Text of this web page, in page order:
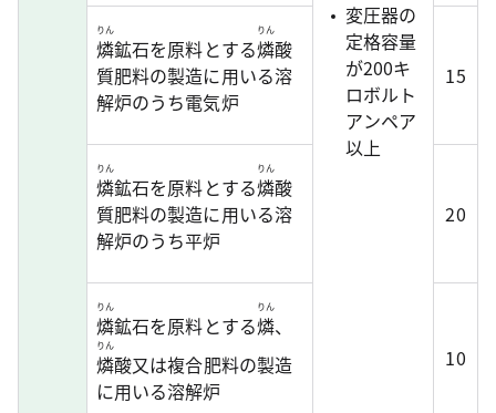
変圧器の
定格容量
が200キ
ロボルト
アンペア
以上
燐
りん
鉱石を原料とする燐
りん
酸
質肥料の製造に用いる溶
解炉のうち電気炉
15
燐
りん
鉱石を原料とする燐
りん
酸
質肥料の製造に用いる溶
解炉のうち平炉
20
燐
りん
鉱石を原料とする燐
りん
、
燐
りん
酸又は複合肥料の製造
に用いる溶解炉
10